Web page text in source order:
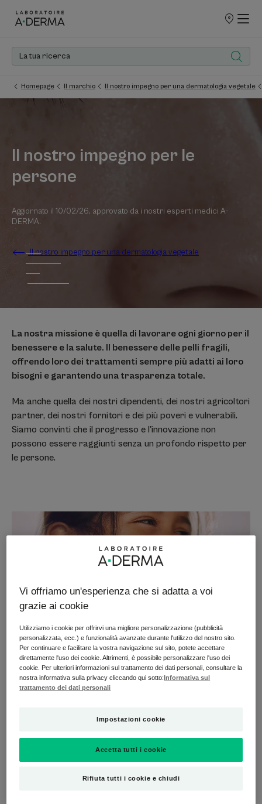
PUNTI
Homepage Il marchio Il nostro impegno per una dermatologia vegetale
Il nostro impegno per le
persone
Aggiornato il 10/02/26, approvato da i nostri esperti medici A-
DERMA.
Il nostro impegno per una dermatologia vegetale
La nostra missione è quella di lavorare ogni giorno per il
benessere e la salute. Il benessere delle pelli fragili,
offrendo loro dei trattamenti sempre più adatti ai loro
bisogni e garantendo una trasparenza totale.
Ma anche quella dei nostri dipendenti, dei nostri agricoltori
partner, dei nostri fornitori e dei più poveri e vulnerabili.
Siamo convinti che il progresso e l'innovazione non
possono essere raggiunti senza un profondo rispetto per
le persone.
Una fondazione di pubblica utilità
A-DERMA è un marchio di Pierre Fabre, gruppo
farmaceutico di proprietà di una Fondazione
attraverso programmi a lungo termine a fornire alle
farmaci e cure di qualità.
Vi offriamo un'esperienza che si adatta a voi
grazie ai cookie
Utilizziamo i cookie per offrirvi una migliore personalizzazione (pubblicità
personalizzata, ecc.) e funzionalità avanzate durante l'utilizzo del nostro sito.
Per continuare e facilitare la vostra navigazione sul sito, potete accettare
direttamente l'uso dei cookie. Altrimenti, è possibile personalizzare l'uso dei
cookie. Per ulteriori informazioni sul trattamento dei dati personali, consultare la
nostra informativa sulla privacy cliccando qui sotto:Informativa sul
trattamento dei dati personali
Impostazioni cookie
Rifiuta tutti i cookie e chiudi
Accetta tutti i cookie